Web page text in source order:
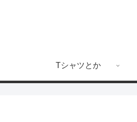
Tシャツとか